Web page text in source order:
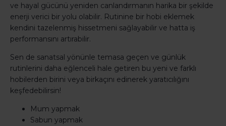
ve hayal gücünü yeniden canlandırmanın harika bir şekilde
enerji verici bir yolu olabilir. Rutinine bir hobi eklemek
kendini tazelenmiş hissetmeni sağlayabilir ve hatta iş
performansını artırabilir.
Sen de sanatsal yönünle temasa geçen ve günlük
rutinlerini daha eğlenceli hale getiren bu yeni ve farklı
hobilerden birini veya birkaçını edinerek yaratıcılığını
keşfedebilirsin!
Mum yapmak
Sabun yapmak